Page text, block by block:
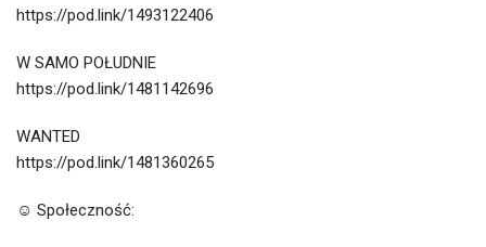
https://pod.link/1493122406
W SAMO POŁUDNIE
https://pod.link/1481142696
WANTED
https://pod.link/1481360265
☺ Społeczność: